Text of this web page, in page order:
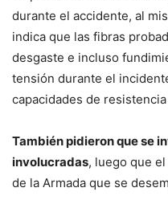
durante el accidente, al
indica que las fibras
desgaste e incluso
tensión durante el
capacidades de
También pidieron que se
involucradas, luego que
de la Armada que se